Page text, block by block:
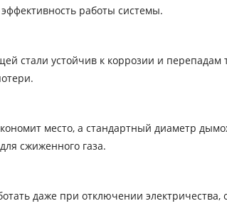
работы системы.
стали устойчив к коррозии и перепадам
место, а стандартный диаметр
сжиженного газа.
даже при отключении